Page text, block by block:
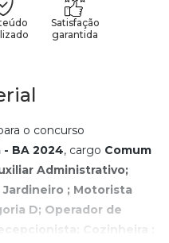
Satisfação
garantida
o concurso
- BA 2024, cargo Comum
Administrativo;
Jardineiro ; Motorista
D; Operador de
Cozinheira ;